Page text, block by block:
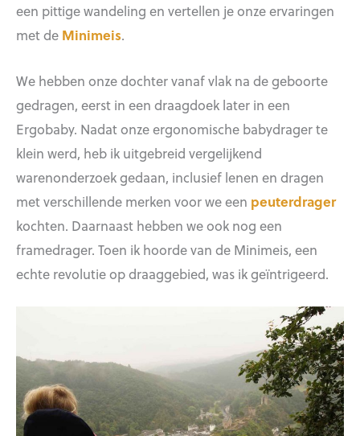
een pittige wandeling en vertellen je onze ervaringen
met de Minimeis.
We hebben onze dochter vanaf vlak na de geboorte
gedragen, eerst in een draagdoek later in een
Ergobaby. Nadat onze ergonomische babydrager te
klein werd, heb ik uitgebreid vergelijkend
warenonderzoek gedaan, inclusief lenen en dragen
met verschillende merken voor we een peuterdrager
kochten. Daarnaast hebben we ook nog een
framedrager. Toen ik hoorde van de Minimeis, een
echte revolutie op draaggebied, was ik geïntrigeerd.